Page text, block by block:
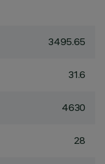
3495.65
31.6
4630
28